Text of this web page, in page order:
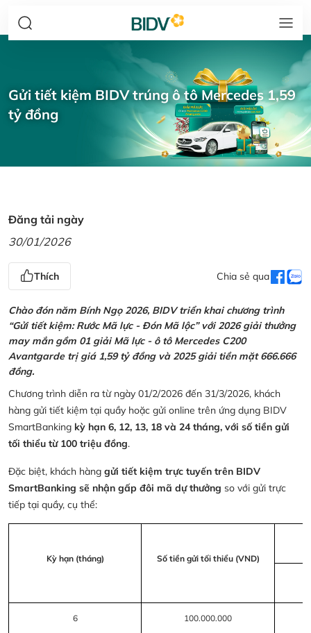
Gửi tiết kiệm BIDV trúng ô tô Mercedes 1,59
tỷ đồng
Đăng tải ngày
30/01/2026
Thích Chia sẻ qua
Chào đón năm Bính Ngọ 2026, BIDV triển khai chương trình
“Gửi tiết kiệm: Rước Mã lực - Đón Mã lộc” với 2026 giải thưởng
may mắn gồm 01 giải Mã lực - ô tô Mercedes C200
Avantgarde trị giá 1,59 tỷ đồng và 2025 giải tiền mặt 666.666
đồng.
Chương trình diễn ra từ ngày 01/2/2026 đến 31/3/2026, khách
hàng gửi tiết kiệm tại quầy hoặc gửi online trên ứng dụng BIDV
SmartBanking kỳ hạn 6, 12, 13, 18 và 24 tháng, với số tiền gửi
tối thiểu từ 100 triệu đồng.
Đặc biệt, khách hàng gửi tiết kiệm trực tuyến trên BIDV
SmartBanking sẽ nhận gấp đôi mã dự thưởng so với gửi trực
tiếp tại quầy, cụ thể:
Kỳ hạn (tháng) Số tiền gửi tối thiểu (VND)
6 100.000.000